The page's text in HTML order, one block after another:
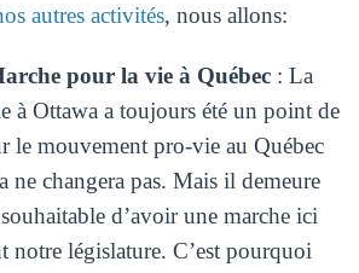
autres activités, nous allons:
pour la vie à Québec: La
à Ottawa a toujours été un point de
le mouvement pro-vie au Québec
ne changera pas. Mais il demeure
d’avoir une marche ici
notre législature. C’est pourquoi